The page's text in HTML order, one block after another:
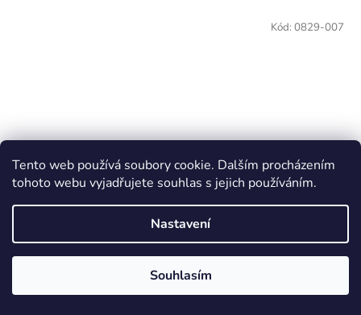
Tento web používá soubory cookie. Dalším procházením
tohoto webu vyjadřujete souhlas s jejich používáním.
Nastavení
Souhlasím
LMP 305 401 1601 1 1 1 1 5 1 999 (19 m) 000
Kód: 0829-007